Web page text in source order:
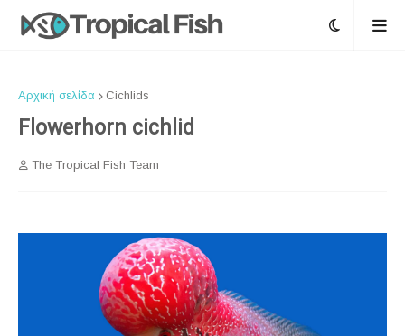
Αρχική σελίδα Cichlids
Flowerhorn cichlid
The Tropical Fish Team